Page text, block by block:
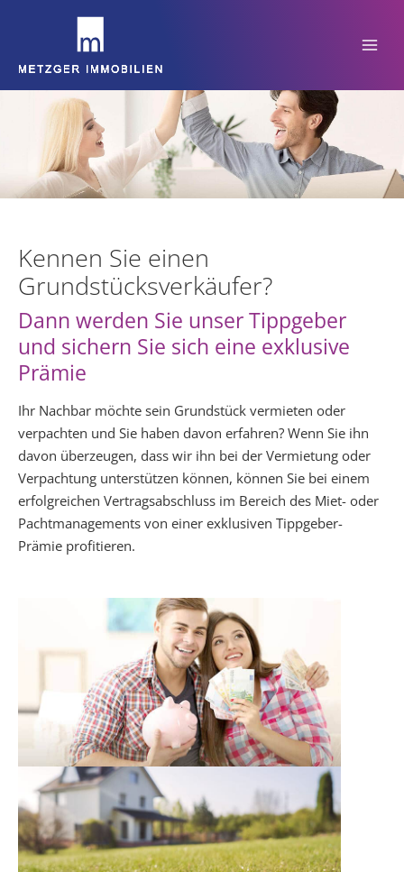
Kennen Sie einen
Grundstücksverkäufer?
Dann werden Sie unser Tippgeber
und sichern Sie sich eine exklusive
Prämie
Ihr Nachbar möchte sein Grundstück vermieten oder
verpachten und Sie haben davon erfahren? Wenn Sie ihn
davon überzeugen, dass wir ihn bei der Vermietung oder
Verpachtung unterstützen können, können Sie bei einem
erfolgreichen Vertragsabschluss im Bereich des Miet- oder
Pachtmanagements von einer exklusiven Tippgeber-
Prämie profitieren.